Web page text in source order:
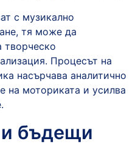
с музикално
тя може да
творческо
Процесът на
насърчава аналитично
на моториката и усилва
бъдещи